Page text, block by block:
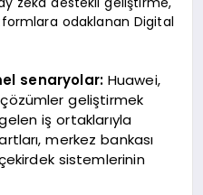
odaklanan Digital
senaryolar:Huawei,
geliştirmek
iş ortaklarıyla
merkez bankası
sistemlerinin